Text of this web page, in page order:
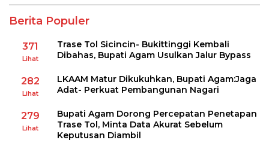
Berita Populer
371
Lihat
Trase Tol Sicincin- Bukittinggi Kembali
Dibahas, Bupati Agam Usulkan Jalur Bypass
282
Lihat
LKAAM Matur Dikukuhkan, Bupati Agam:Jaga
Adat- Perkuat Pembangunan Nagari
279
Lihat
Bupati Agam Dorong Percepatan Penetapan
Trase Tol, Minta Data Akurat Sebelum
Keputusan Diambil